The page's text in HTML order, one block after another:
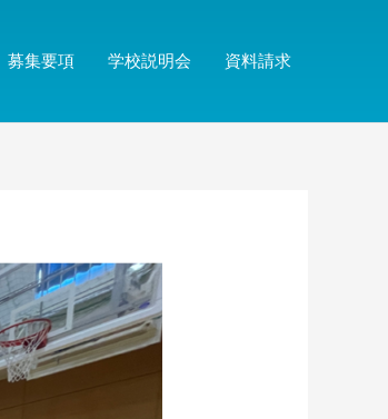
募集要項 学校説明会 資料請求